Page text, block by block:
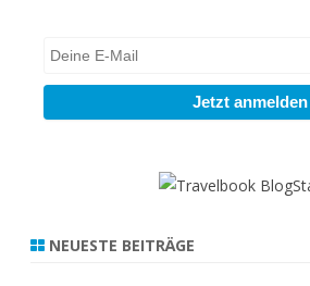
NEUESTE BEITRÄGE